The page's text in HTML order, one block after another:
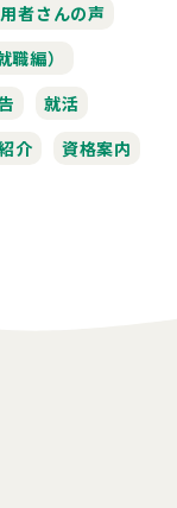
者さんの声
編）
就活
介
資格案内